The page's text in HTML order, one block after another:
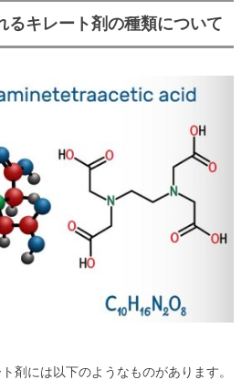
るキレート剤の種類について
剤には以下のようなものがあります。